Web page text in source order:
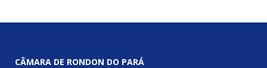
CÂMARA DE RONDON DO PARÁ